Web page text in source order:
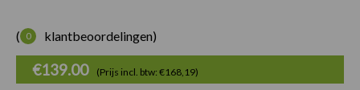
( 0 klantbeoordelingen)
€139.00 (Prijs incl. btw: €168,19)